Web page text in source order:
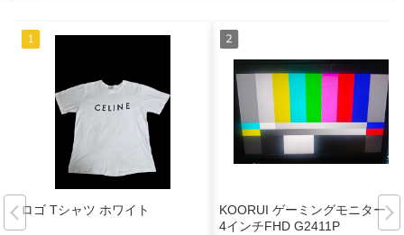
ロゴ Tシャツ ホワイト
KOORUI ゲーミングモニター 2
4インチFHD G2411P